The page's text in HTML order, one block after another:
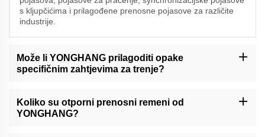
s kljupčićima i prilagođene prenosne pojasove za različite
industrije.
Može li YONGHANG prilagoditi opake
specifičnim zahtjevima za trenje?
bismo prilagodili koeficijente trenja i svojstva otpuštanja za
jedinstvene primjene.
Koliko su otporni prenosni remeni od
YONGHANG?